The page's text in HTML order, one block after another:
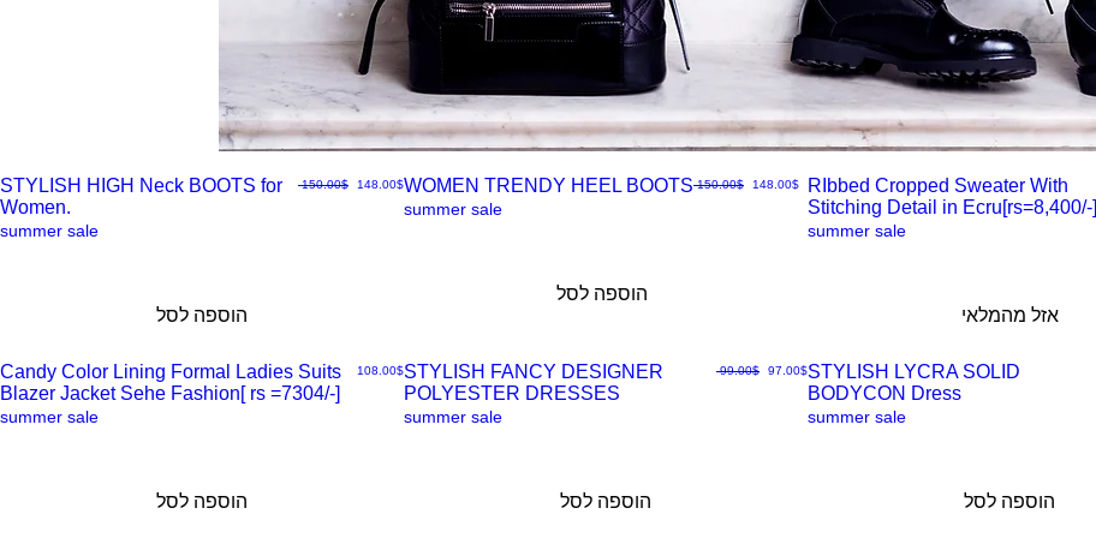
תצוגה
STYLISH HIGH Neck BOOTS for
Women.
מחיר רגיל‏150.00 ‏$ מחיר מבצע
‏148.00 ‏$
summer sale
הוספה לסל
תצוגה
WOMEN TRENDY HEEL BOOTSמחיר רגיל‏150.00 ‏$ מחיר מבצע
‏148.00 ‏$
summer sale
הוספה לסל
תצוגה
RIbbed Cropped Sweater With
Stitching Detail in Ecru[rs=8,400/-]
summer sale
אזל מהמלאי
תצוגה
Candy Color Lining Formal Ladies Suits
Blazer Jacket Sehe Fashion[ rs =7304/-]
מחיר ‏108.00 ‏$
summer sale
הוספה לסל
תצוגה
STYLISH FANCY DESIGNER
POLYESTER DRESSES
מחיר רגיל
‏99.00 ‏$ מחיר מבצע
‏97.00 ‏$
summer sale
הוספה לסל
תצוגה
STYLISH LYCRA SOLID
BODYCON Dress
summer sale
הוספה לסל